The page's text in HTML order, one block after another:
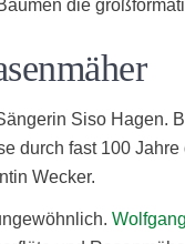
die
Siso Hagen.
durch fast 100
Wecker.